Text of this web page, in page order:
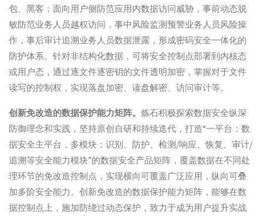
包、黑客；面向用户侧防范应用内数据访问威胁，事前动态脱
敏防范业务人员越权访问，事中风险监测预警业务人员风险操
作，事后审计追溯业务人员数据泄露，形成密码安全一体化的
防护体系。针对非结构化数据，可将安全控制点部署到内核态
或用户态，通过逐文件逐密钥的文件透明加密，掌握对于文件
读写的控制权，实现落盘加密、读盘解密、访问审计等。
创新免改造的数据保护能力矩阵。炼石积极探索数据安全纵深
防御理念和实践，坚持原创自研和持续迭代，打造“一平台：数
据安全主平台，多模块：识别、防护、检测/响应、恢复、审计/
追溯等安全能力模块”的数据安全产品矩阵，覆盖数据在不同处
理环节的免改造控制点，实现横向可覆盖广泛应用，纵向可叠
加多阶安全能力。创新免改造的数据保护能力矩阵，能够在数
据控制点上，施加防绕过动态保护，致力于成为用户提升实战